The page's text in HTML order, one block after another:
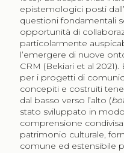
epistemologici posti
questioni fondamentali
opportunità di
particolarmente
l’emergere di nuove
CRM (Bekiari et al
per i progetti di
concepiti e costruiti
dal basso verso l’alto (
stato sviluppato in
comprensione
patrimonio culturale,
comune ed estensibile